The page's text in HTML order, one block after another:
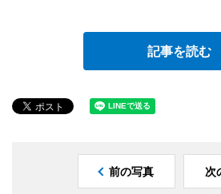
記事を読む
前の写真 次